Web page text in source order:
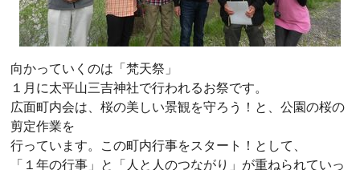
向かっていくのは「梵天祭」
１月に太平山三吉神社で行われるお祭です。
広面町内会は、桜の美しい景観を守ろう！と、公園の桜の
剪定作業を
行っています。この町内行事をスタート！として、
「１年の行事」と「人と人のつながり」が重ねられていっ